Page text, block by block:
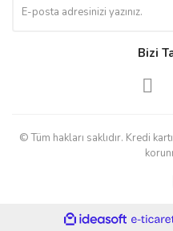
Bizi
© Tüm hakları saklıdır. Kredi
ideasoft